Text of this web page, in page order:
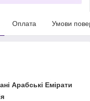
Оплата Умови
Арабські Емірати